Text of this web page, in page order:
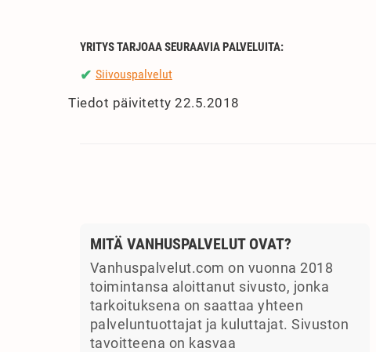
YRITYS TARJOAA SEURAAVIA PALVELUITA:
✔ Siivouspalvelut
Tiedot päivitetty 22.5.2018
MITÄ VANHUSPALVELUT OVAT?
Vanhuspalvelut.com on vuonna 2018
toimintansa aloittanut sivusto, jonka
tarkoituksena on saattaa yhteen
palveluntuottajat ja kuluttajat. Sivuston
tavoitteena on kasvaa